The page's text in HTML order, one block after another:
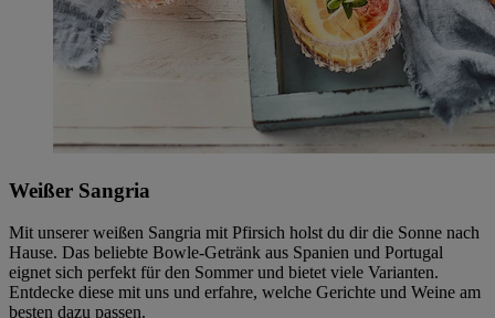
Weißer Sangria
Mit unserer weißen Sangria mit Pfirsich holst du dir die Sonne nach
Hause. Das beliebte Bowle-Getränk aus Spanien und Portugal
eignet sich perfekt für den Sommer und bietet viele Varianten.
Entdecke diese mit uns und erfahre, welche Gerichte und Weine am
besten dazu passen.